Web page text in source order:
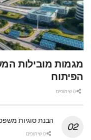
מגמות מובילות
הפיתוח
הבנת סוגיות